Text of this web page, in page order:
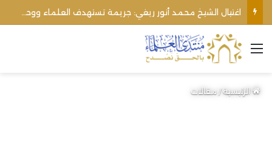
القائمة
الرئيسية/مقالات